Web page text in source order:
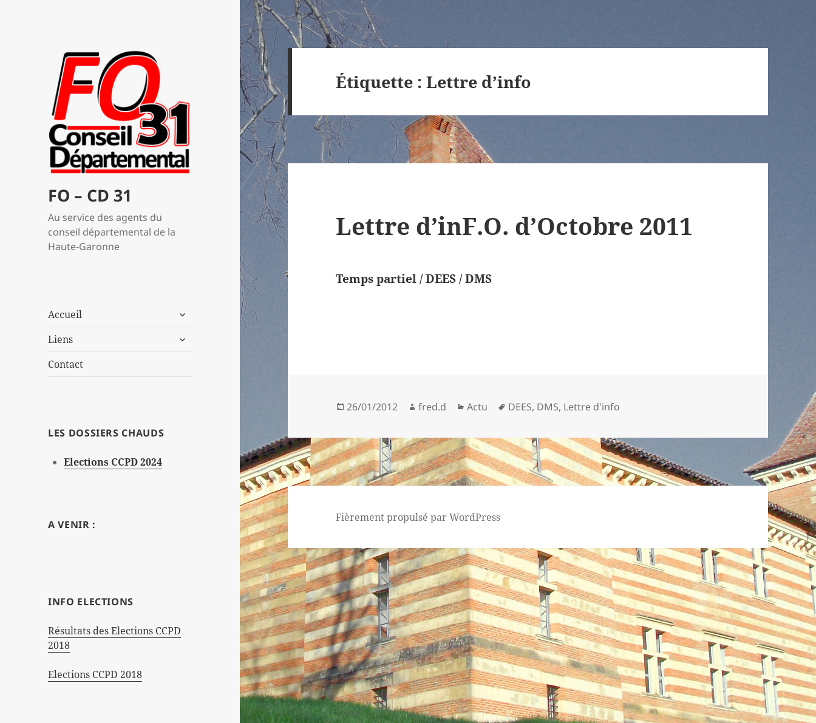
FO – CD 31
Au service des agents du
conseil départemental de la
Haute-Garonne
Accueil
ouvrir
sous-
Liens
ouvrir
Contact
LES DOSSIERS CHAUDS
Elections CCPD 2024
A VENIR :
INFO ELECTIONS
Résultats des Elections CCPD
2018
Elections CCPD 2018
Étiquette :Lettre d’info
Lettre d’inF.O. d’Octobre 2011
Temps partiel / DEES / DMS
Publié
26/01/2012 Auteur
fred.d Catégories
Actu
Mots-
DEES, DMS, Lettre d'info
Fièrement propulsé par WordPress